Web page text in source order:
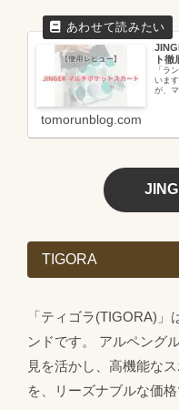
ト
「ラ
いま
が、
tomorunblog.com
TIGORA
「ティゴラ(TIGORA)
ンドです。 アルペング
見を活かし、高機能な
を、リーズナブルな価格